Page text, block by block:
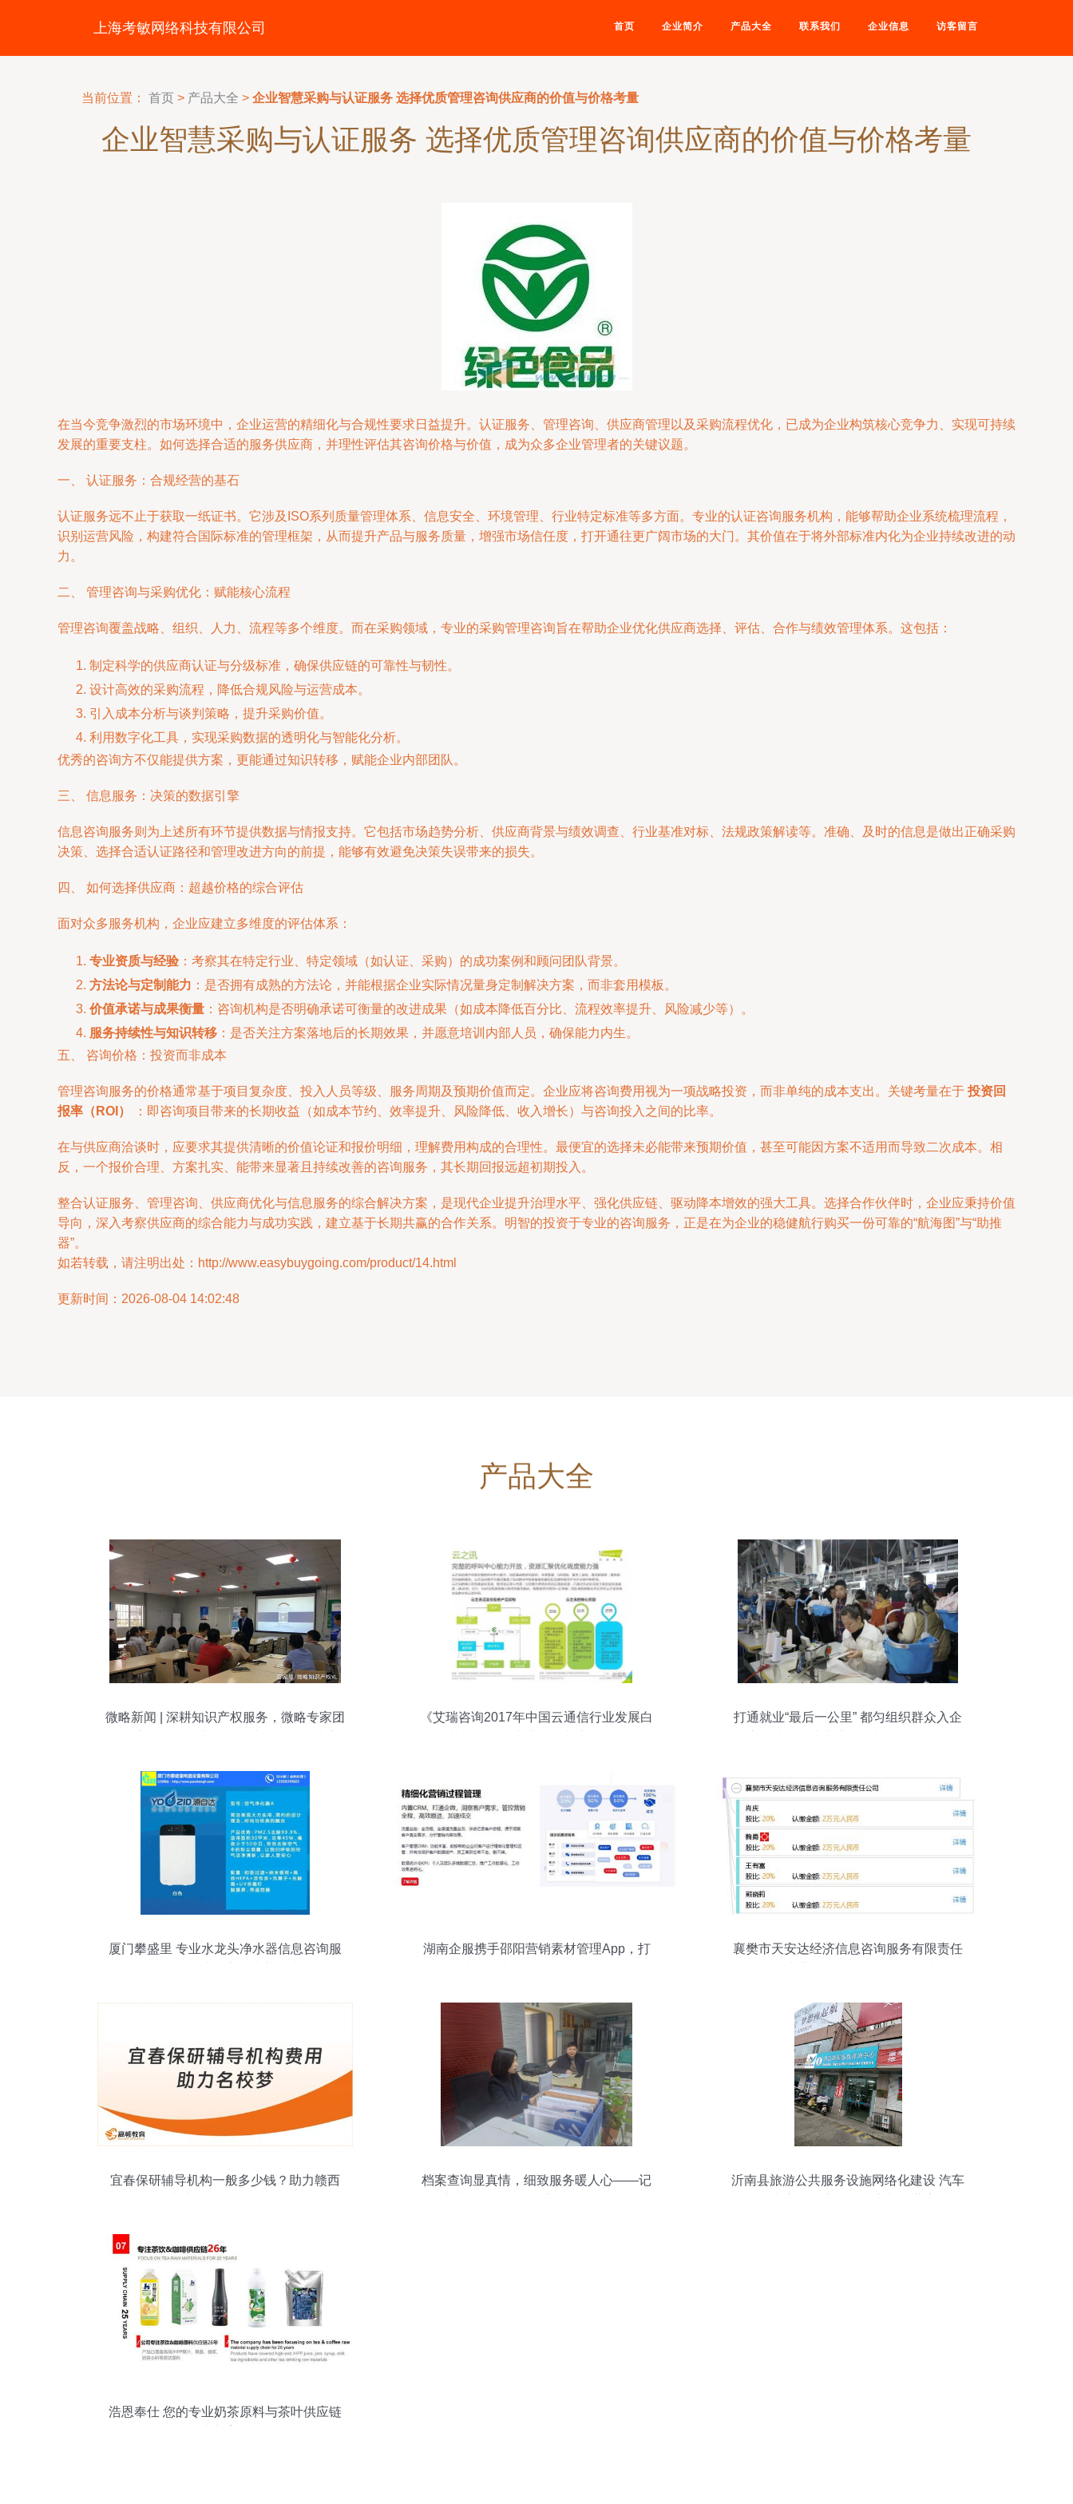
上海考敏网络科技有限公司 首页 企业简介 产品大全 联系我们 企业信息 访客留言
当前位置： 首页 > 产品大全 > 企业智慧采购与认证服务 选择优质管理咨询供应商的价值与价格考量
企业智慧采购与认证服务 选择优质管理咨询供应商的价值与价格考量
在当今竞争激烈的市场环境中，企业运营的精细化与合规性要求日益提升。认证服务、管理咨询、供应商管理以及采购流程优化，已成为企业构筑核心竞争力、实现可持续
发展的重要支柱。如何选择合适的服务供应商，并理性评估其咨询价格与价值，成为众多企业管理者的关键议题。
一、 认证服务：合规经营的基石
认证服务远不止于获取一纸证书。它涉及ISO系列质量管理体系、信息安全、环境管理、行业特定标准等多方面。专业的认证咨询服务机构，能够帮助企业系统梳理流程，
识别运营风险，构建符合国际标准的管理框架，从而提升产品与服务质量，增强市场信任度，打开通往更广阔市场的大门。其价值在于将外部标准内化为企业持续改进的动
力。
二、 管理咨询与采购优化：赋能核心流程
管理咨询覆盖战略、组织、人力、流程等多个维度。而在采购领域，专业的采购管理咨询旨在帮助企业优化供应商选择、评估、合作与绩效管理体系。这包括：
制定科学的供应商认证与分级标准，确保供应链的可靠性与韧性。
设计高效的采购流程，降低合规风险与运营成本。
引入成本分析与谈判策略，提升采购价值。
利用数字化工具，实现采购数据的透明化与智能化分析。
优秀的咨询方不仅能提供方案，更能通过知识转移，赋能企业内部团队。
三、 信息服务：决策的数据引擎
信息咨询服务则为上述所有环节提供数据与情报支持。它包括市场趋势分析、供应商背景与绩效调查、行业基准对标、法规政策解读等。准确、及时的信息是做出正确采购
决策、选择合适认证路径和管理改进方向的前提，能够有效避免决策失误带来的损失。
四、 如何选择供应商：超越价格的综合评估
面对众多服务机构，企业应建立多维度的评估体系：
专业资质与经验 ：考察其在特定行业、特定领域（如认证、采购）的成功案例和顾问团队背景。
方法论与定制能力 ：是否拥有成熟的方法论，并能根据企业实际情况量身定制解决方案，而非套用模板。
价值承诺与成果衡量 ：咨询机构是否明确承诺可衡量的改进成果（如成本降低百分比、流程效率提升、风险减少等）。
服务持续性与知识转移 ：是否关注方案落地后的长期效果，并愿意培训内部人员，确保能力内生。
五、 咨询价格：投资而非成本
管理咨询服务的价格通常基于项目复杂度、投入人员等级、服务周期及预期价值而定。企业应将咨询费用视为一项战略投资，而非单纯的成本支出。关键考量在于 投资回
报率（ROI）
：即咨询项目带来的长期收益（如成本节约、效率提升、风险降低、收入增长）与咨询投入之间的比率。
在与供应商洽谈时，应要求其提供清晰的价值论证和报价明细，理解费用构成的合理性。最便宜的选择未必能带来预期价值，甚至可能因方案不适用而导致二次成本。相
反，一个报价合理、方案扎实、能带来显著且持续改善的咨询服务，其长期回报远超初期投入。
整合认证服务、管理咨询、供应商优化与信息服务的综合解决方案，是现代企业提升治理水平、强化供应链、驱动降本增效的强大工具。选择合作伙伴时，企业应秉持价值
导向，深入考察供应商的综合能力与成功实践，建立基于长期共赢的合作关系。明智的投资于专业的咨询服务，正是在为企业的稳健航行购买一份可靠的“航海图”与“助推
器”。
如若转载，请注明出处：http://www.easybuygoing.com/product/14.html
更新时间：2026-08-04 14:02:48
产品大全
微略新闻 | 深耕知识产权服务，微略专家团
《艾瑞咨询2017年中国云通信行业发展白
打通就业“最后一公里” 都匀组织群众入企
厦门攀盛里 专业水龙头净水器信息咨询服
湖南企服携手邵阳营销素材管理App，打
襄樊市天安达经济信息咨询服务有限责任
宜春保研辅导机构一般多少钱？助力赣西
档案查询显真情，细致服务暖人心——记
沂南县旅游公共服务设施网络化建设 汽车
浩恩奉仕 您的专业奶茶原料与茶叶供应链